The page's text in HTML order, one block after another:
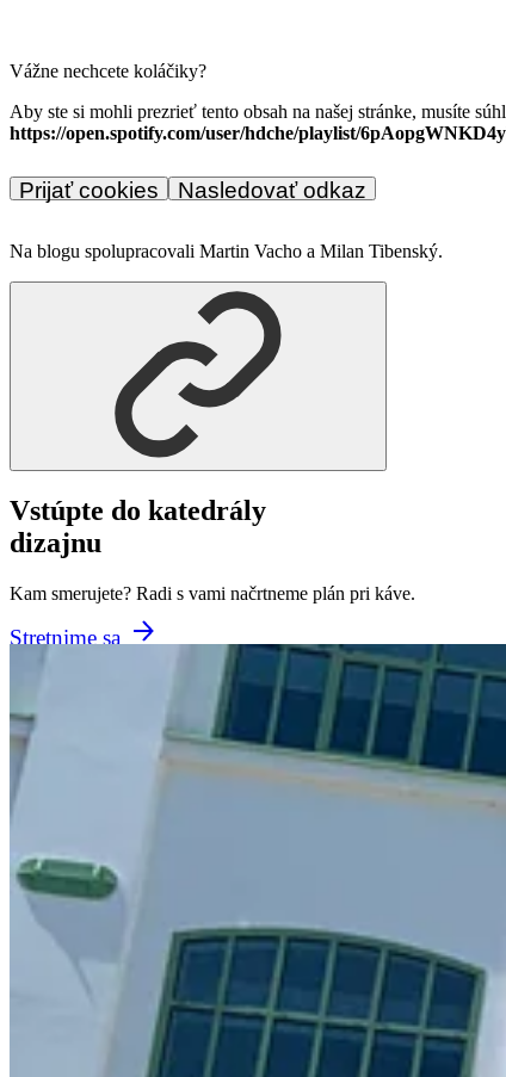
Vážne nechcete koláčiky?
Aby ste si mohli prezrieť tento obsah na našej stránke, musíte
https://open.spotify.com/user/hdche/playlist/
Prijať cookies Nasledovať odkaz
Na blogu spolupracovali Martin Vacho a Milan Tibenský.
Vstúpte do katedrály
dizajnu
Kam smerujete? Radi s vami načrtneme plán pri káve.
Stretnime sa